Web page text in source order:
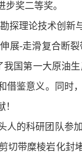
奖二等奖。
探理论技术创
展-走滑复合断
国第一大原油
借鉴意义。同时
人的科研团队参
切带糜棱岩化封